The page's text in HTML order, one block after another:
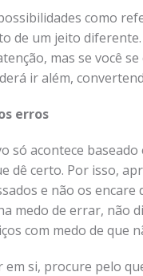
como
de um jeito
mas se você se
ir além,
erros
só acontece baseado
dê certo. Por isso,
e não os encare
medo de errar, não
com medo de que
em si, procure pelo